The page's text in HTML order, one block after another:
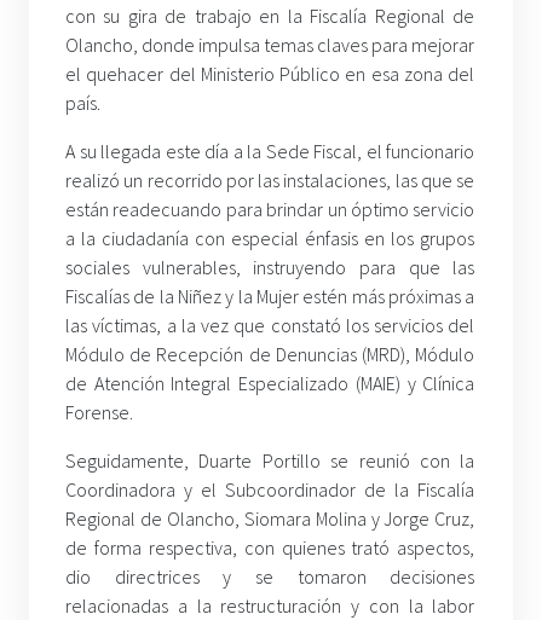
con su gira de trabajo en la Fiscalía Regional de
Olancho, donde impulsa temas claves para mejorar
el quehacer del Ministerio Público en esa zona del
país.
A su llegada este día a la Sede Fiscal, el funcionario
realizó un recorrido por las instalaciones, las que se
están readecuando para brindar un óptimo servicio
a la ciudadanía con especial énfasis en los grupos
sociales vulnerables, instruyendo para que las
Fiscalías de la Niñez y la Mujer estén más próximas a
las víctimas, a la vez que constató los servicios del
Módulo de Recepción de Denuncias (MRD), Módulo
de Atención Integral Especializado (MAIE) y Clínica
Forense.
Seguidamente, Duarte Portillo se reunió con la
Coordinadora y el Subcoordinador de la Fiscalía
Regional de Olancho, Siomara Molina y Jorge Cruz,
de forma respectiva, con quienes trató aspectos,
dio directrices y se tomaron decisiones
relacionadas a la restructuración y con la labor